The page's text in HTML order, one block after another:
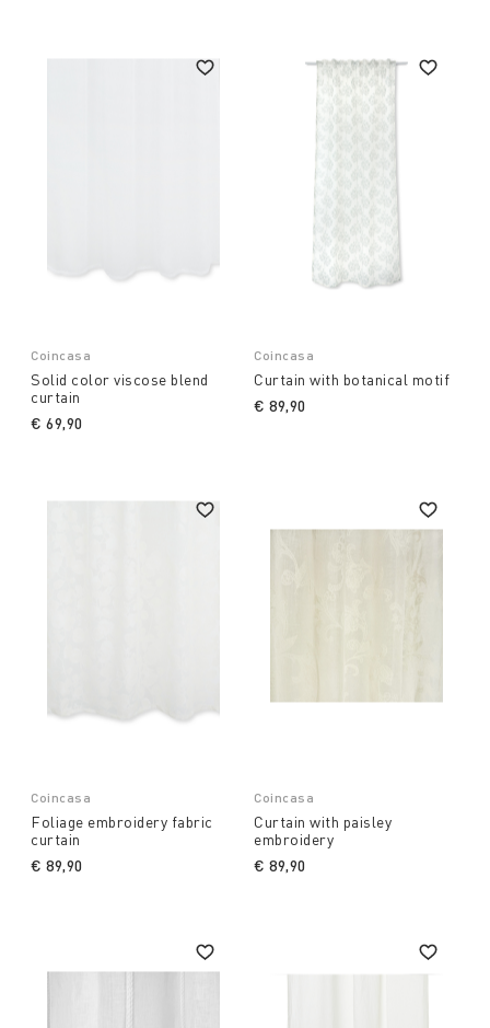
Coincasa
Solid color viscose blend
curtain
€ 69,90
Coincasa
Curtain with botanical motif
€ 89,90
Coincasa
Foliage embroidery fabric
curtain
€ 89,90
Coincasa
Curtain with paisley
embroidery
€ 89,90